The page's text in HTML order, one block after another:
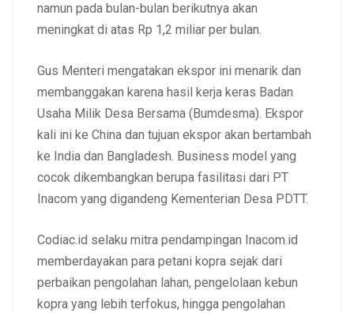
namun pada bulan-bulan berikutnya akan
meningkat di atas Rp 1,2 miliar per bulan.
Gus Menteri mengatakan ekspor ini menarik dan
membanggakan karena hasil kerja keras Badan
Usaha Milik Desa Bersama (Bumdesma). Ekspor
kali ini ke China dan tujuan ekspor akan bertambah
ke India dan Bangladesh. Business model yang
cocok dikembangkan berupa fasilitasi dari PT
Inacom yang digandeng Kementerian Desa PDTT.
Codiac.id selaku mitra pendampingan Inacom.id
memberdayakan para petani kopra sejak dari
perbaikan pengolahan lahan, pengelolaan kebun
kopra yang lebih terfokus, hingga pengolahan